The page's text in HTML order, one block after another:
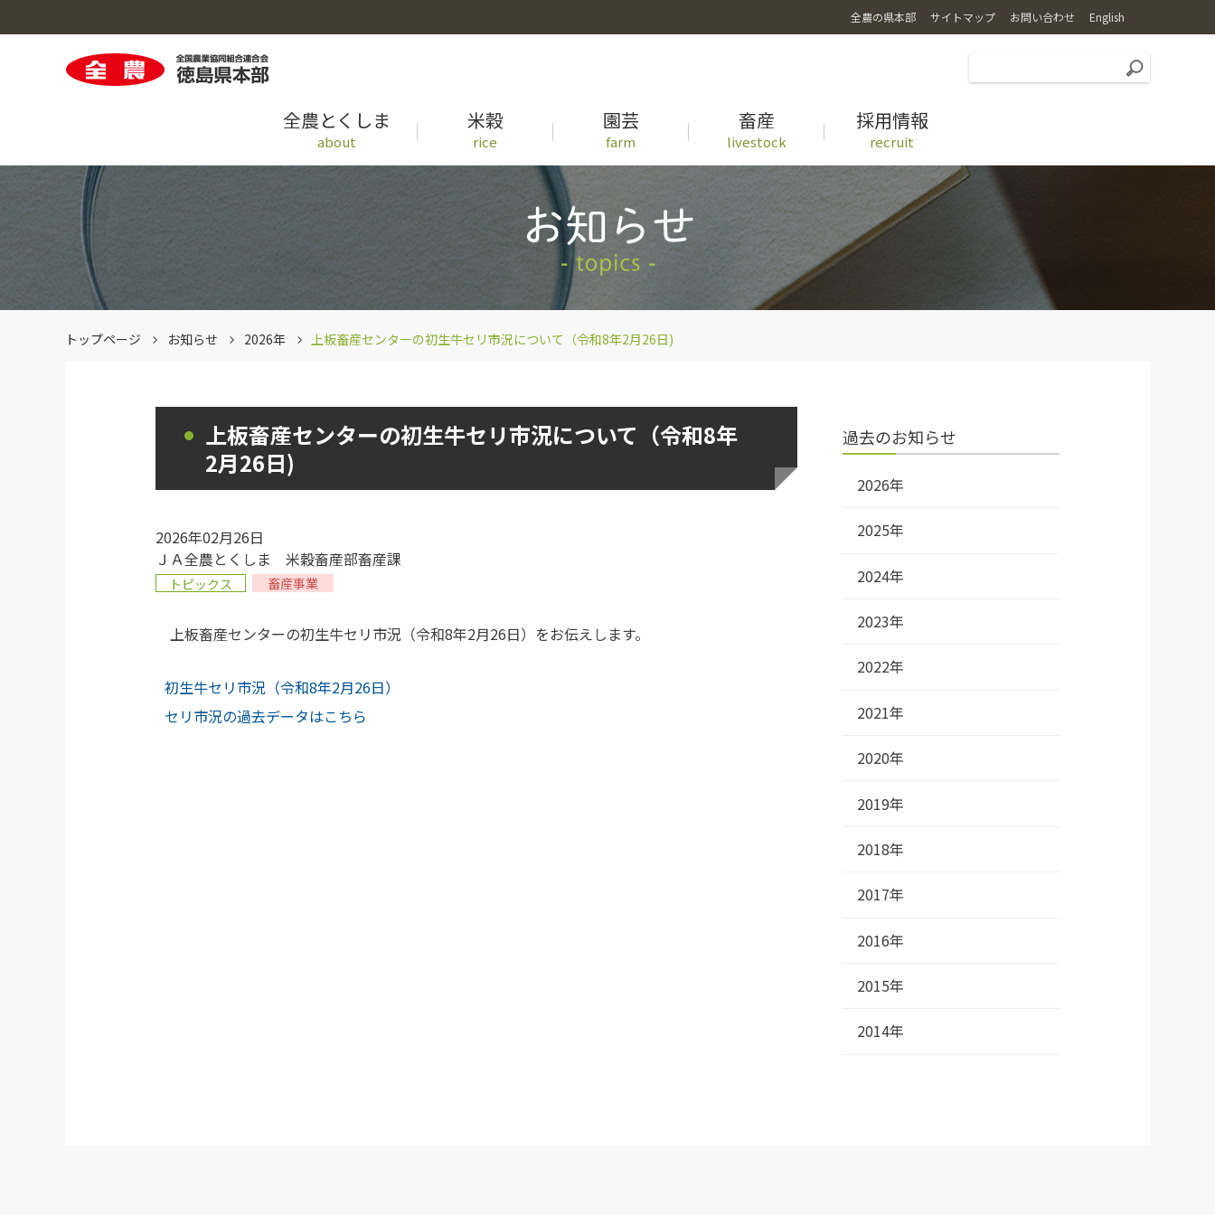
全農の県本部 サイトマップ お問い合わせ English
全農とくしま
about
米穀
rice
園芸
farm
畜産
livestock
採用情報
recruit
全農とくしまのトップへ
米穀のトップへ 徳島県産米の生育状況一覧 特別栽培米コシヒカリ乙姫米
園芸のトップへ 青果物出荷カレンダー
畜産のトップへ 牛セリ市況一覧
採用情報のトップへ 先輩職員の声
トップページ お知らせ 2026年 上板畜産センターの初生牛セリ市況について（令和8年2月26日)
上板畜産センターの初生牛セリ市況について（令和8年
2月26日)
2026年02月26日
ＪＡ全農とくしま 米穀畜産部畜産課
トピックス 畜産事業
上板畜産センターの初生牛セリ市況（令和8年2月26日）をお伝えします。
初生牛セリ市況（令和8年2月26日）
セリ市況の過去データはこちら
過去のお知らせ
2026年
2025年
2024年
2023年
2022年
2021年
2020年
2019年
2018年
2017年
2016年
2015年
2014年